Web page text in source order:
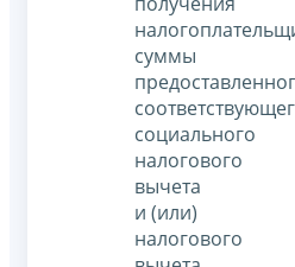
суммы
социального
налогового
вычета
и (или)
налогового